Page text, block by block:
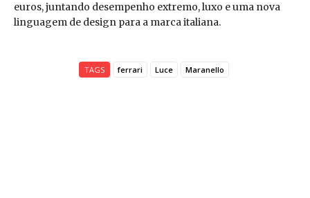
euros, juntando desempenho extremo, luxo e uma nova
linguagem de design para a marca italiana.
TAGS ferrari Luce Maranello